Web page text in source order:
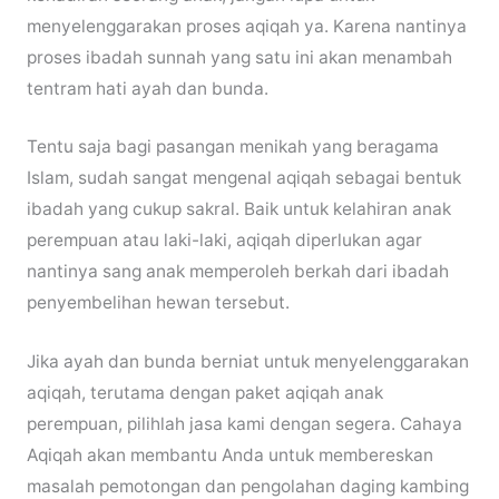
menyelenggarakan proses aqiqah ya. Karena nantinya
proses ibadah sunnah yang satu ini akan menambah
tentram hati ayah dan bunda.
Tentu saja bagi pasangan menikah yang beragama
Islam, sudah sangat mengenal aqiqah sebagai bentuk
ibadah yang cukup sakral. Baik untuk kelahiran anak
perempuan atau laki-laki, aqiqah diperlukan agar
nantinya sang anak memperoleh berkah dari ibadah
penyembelihan hewan tersebut.
Jika ayah dan bunda berniat untuk menyelenggarakan
aqiqah, terutama dengan paket aqiqah anak
perempuan, pilihlah jasa kami dengan segera. Cahaya
Aqiqah akan membantu Anda untuk membereskan
masalah pemotongan dan pengolahan daging kambing